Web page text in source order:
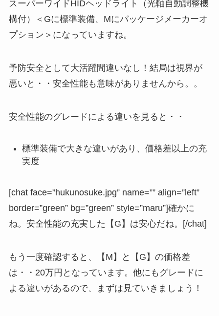
スーパーワイドHIDヘッドライト（光軸自動調整機
構付）＜Gに標準装備、Mにパッケージメーカーオ
プション＞になっていますね。
予防安全として大活躍間違いなし！結局は視界が
悪いと・・安全性能も意味がありませんから。。
安全性能のグレードによる違いを見ると・・
標準装備で大きな違いがあり、価格差以上の充
実度
[chat face=”hukunosuke.jpg” name=”” align=”left”
border=”green” bg=”green” style=”maru”]確かに
ね。安全性能の充実した【G】は安心だね。[/chat]
もう一度確認すると、【M】と【G】の価格差
は・・20万円となっています。他にもグレードに
よる違いがあるので、まずは見ていきましょう！